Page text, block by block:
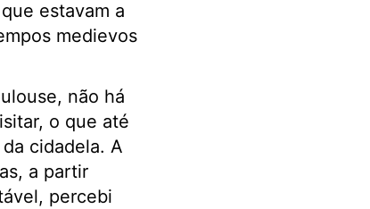
estavam a
medievos
não há
o que até
cidadela. A
a partir
percebi